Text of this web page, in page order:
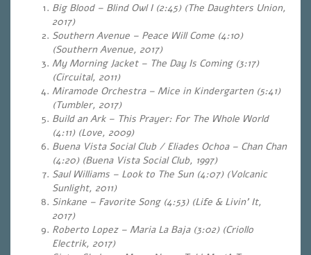
Big Blood – Blind Owl I (2:45) (The Daughters Union,
2017)
Southern Avenue – Peace Will Come (4:10)
(Southern Avenue, 2017)
My Morning Jacket – The Day Is Coming (3:17)
(Circuital, 2011)
Miramode Orchestra – Mice in Kindergarten (5:41)
(Tumbler, 2017)
Build an Ark – This Prayer: For The Whole World
(4:11) (Love, 2009)
Buena Vista Social Club / Eliades Ochoa – Chan Chan
(4:20) (Buena Vista Social Club, 1997)
Saul Williams – Look to The Sun (4:07) (Volcanic
Sunlight, 2011)
Sinkane – Favorite Song (4:53) (Life & Livin’ It,
2017)
Roberto Lopez – Maria La Baja (3:02) (Criollo
Electrik, 2017)